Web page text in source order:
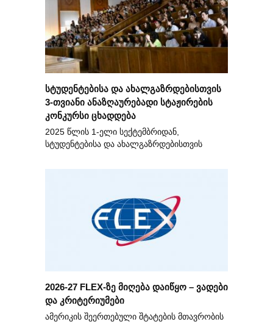
სტუდენტებისა და ახალგაზრდებისთვის
3-თვიანი ანაზღაურებადი სტაჟირების
კონკურსი ცხადდება
2025 წლის 1-ელი სექტემბრიდან,
სტუდენტებისა და ახალგაზრდებისთვის
2026-27 FLEX-ზე მიღება დაიწყო – ვადები
და კრიტერიუმები
ამერიკის შეერთებული შტატების მთავრობის